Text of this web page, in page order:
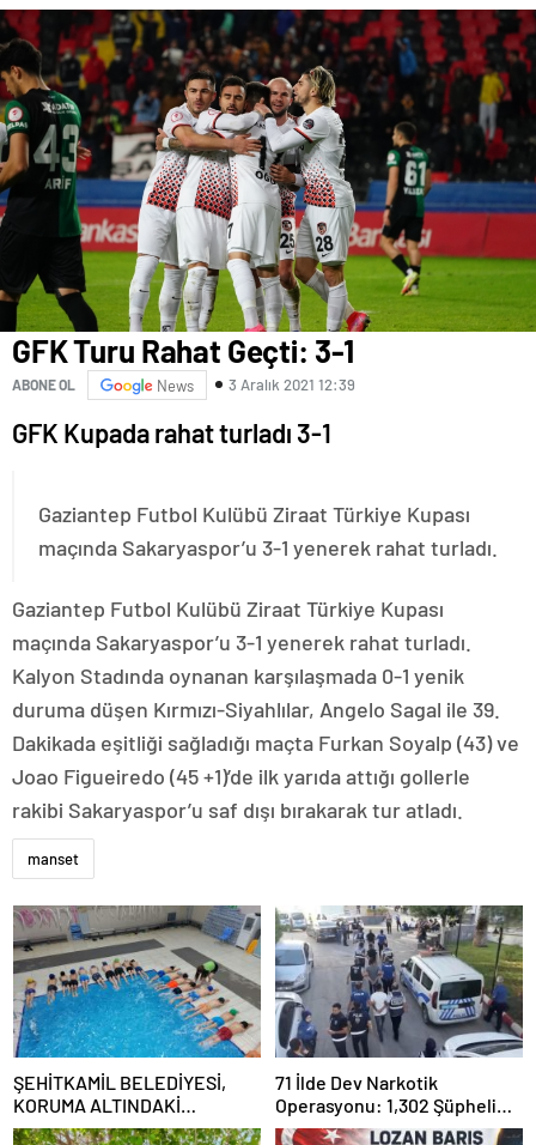
GFK Turu Rahat Geçti: 3-1
ABONE OL News 3 Aralık 2021 12:39
GFK Kupada rahat turladı 3-1
Gaziantep Futbol Kulübü Ziraat Türkiye Kupası
maçında Sakaryaspor’u 3-1 yenerek rahat turladı.
Gaziantep Futbol Kulübü Ziraat Türkiye Kupası
maçında Sakaryaspor’u 3-1 yenerek rahat turladı.
Kalyon Stadında oynanan karşılaşmada 0-1 yenik
duruma düşen Kırmızı-Siyahlılar, Angelo Sagal ile 39.
Dakikada eşitliği sağladığı maçta Furkan Soyalp (43) ve
Joao Figueiredo (45 +1)’de ilk yarıda attığı gollerle
rakibi Sakaryaspor’u saf dışı bırakarak tur atladı.
manset
ŞEHİTKAMİL BELEDİYESİ,
KORUMA ALTINDAKİ
ÇOCUKLARI SPORLA
71 İlde Dev Narkotik
Operasyonu: 1,302 Şüpheli
Yakalandı, 844 Tutuklama